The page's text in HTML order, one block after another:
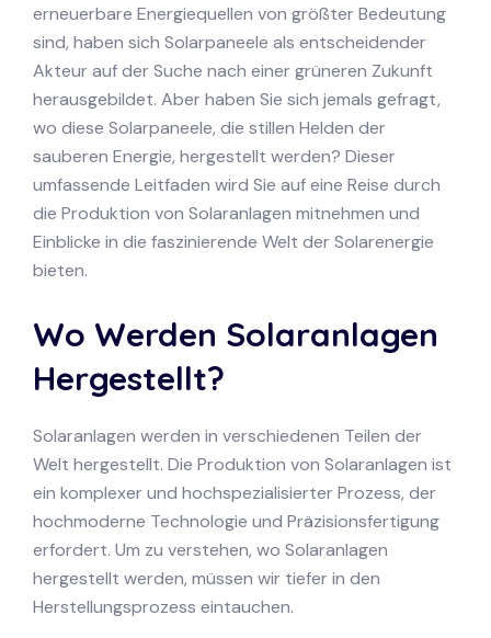
erneuerbare Energiequellen von größter Bedeutung
sind, haben sich Solarpaneele als entscheidender
Akteur auf der Suche nach einer grüneren Zukunft
herausgebildet. Aber haben Sie sich jemals gefragt,
wo diese Solarpaneele, die stillen Helden der
sauberen Energie, hergestellt werden? Dieser
umfassende Leitfaden wird Sie auf eine Reise durch
die Produktion von Solaranlagen mitnehmen und
Einblicke in die faszinierende Welt der Solarenergie
bieten.
Wo Werden Solaranlagen
Hergestellt?
Solaranlagen werden in verschiedenen Teilen der
Welt hergestellt. Die Produktion von Solaranlagen ist
ein komplexer und hochspezialisierter Prozess, der
hochmoderne Technologie und Präzisionsfertigung
erfordert. Um zu verstehen, wo Solaranlagen
hergestellt werden, müssen wir tiefer in den
Herstellungsprozess eintauchen.